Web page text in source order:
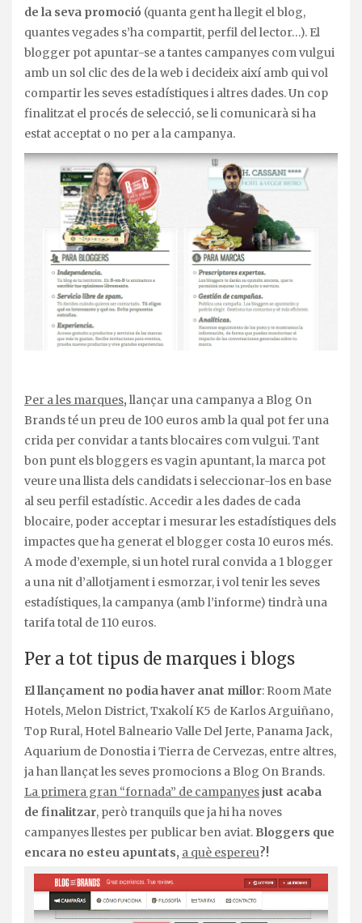
de la seva promoció (quanta gent ha llegit el blog,
quantes vegades s’ha compartit, perfil del lector…). El
blogger pot apuntar-se a tantes campanyes com vulgui
amb un sol clic des de la web i decideix així amb qui vol
compartir les seves estadístiques i altres dades. Un cop
finalitzat el procés de selecció, se li comunicarà si ha
estat acceptat o no per a la campanya.
Per a les marques, llançar una campanya a Blog On
Brands té un preu de 100 euros amb la qual pot fer una
crida per convidar a tants blocaires com vulgui. Tant
bon punt els bloggers es vagin apuntant, la marca pot
veure una llista dels candidats i seleccionar-los en base
al seu perfil estadístic. Accedir a les dades de cada
blocaire, poder acceptar i mesurar les estadístiques dels
impactes que ha generat el blogger costa 10 euros més.
A mode d’exemple, si un hotel rural convida a 1 blogger
a una nit d’allotjament i esmorzar, i vol tenir les seves
estadístiques, la campanya (amb l’informe) tindrà una
tarifa total de 110 euros.
Per a tot tipus de marques i blogs
El llançament no podia haver anat millor: Room Mate
Hotels, Melon District, Txakolí K5 de Karlos Arguiñano,
Top Rural, Hotel Balneario Valle Del Jerte, Panama Jack,
Aquarium de Donostia i Tierra de Cervezas, entre altres,
ja han llançat les seves promocions a Blog On Brands.
La primera gran “fornada” de campanyesjust acaba
de finalitzar, però tranquils que ja hi ha noves
campanyes llestes per publicar ben aviat. Bloggers que
encara no esteu apuntats, a què espereu?!